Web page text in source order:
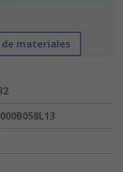
materiales